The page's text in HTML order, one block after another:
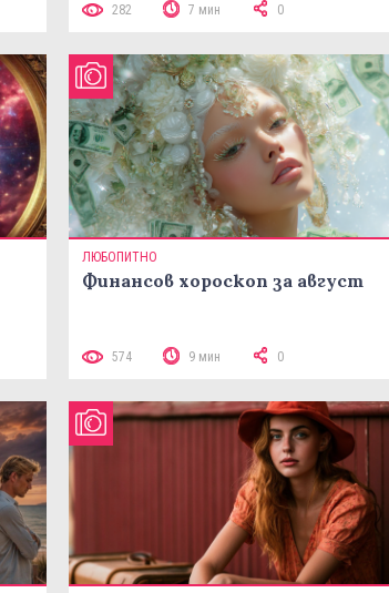
282 7 мин 0
ЛЮБОПИТНО
Финансов хороскоп за август
574 9 мин 0